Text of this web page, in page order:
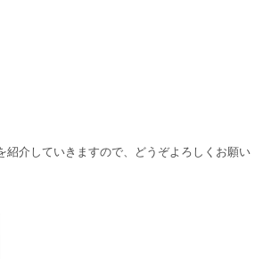
紹介していきますので、どうぞよろしくお願い